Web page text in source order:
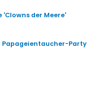
der Meere'
Papageientaucher-Party